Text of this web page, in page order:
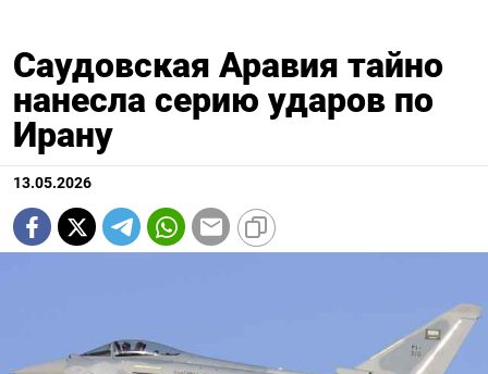
Саудовская Аравия тайно
нанесла серию ударов по
Ирану
13.05.2026